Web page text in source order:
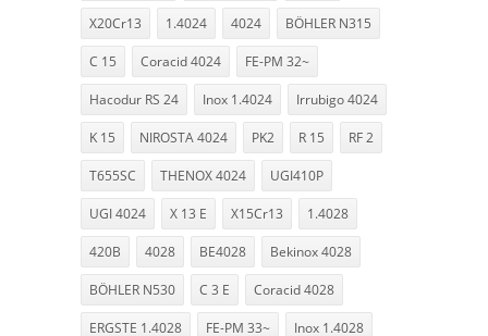
X20Cr13 1.4024 4024 BÖHLER N315
C 15 Coracid 4024 FE-PM 32~
Hacodur RS 24 Inox 1.4024 Irrubigo 4024
K 15 NIROSTA 4024 PK2 R 15 RF 2
T655SC THENOX 4024 UGI410P
UGI 4024 X 13 E X15Cr13 1.4028
420B 4028 BE4028 Bekinox 4028
BÖHLER N530 C 3 E Coracid 4028
ERGSTE 1.4028 FE-PM 33~ Inox 1.4028